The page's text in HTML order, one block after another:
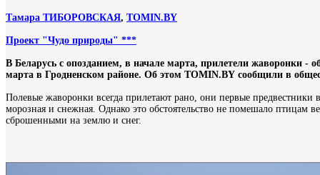
Тамара ТИБОРОВСКАЯ, ТOMIN.BY
Проект "Чудо природы" ***
В Беларусь с опозданием, в начале марта, прилетели жаворонки
марта в Гродненском районе. Об этом TOMIN.BY сообщили в
Полевые жаворонки всегда прилетают рано, они первые
морозная и снежная. Однако это обстоятельство не помешало птицам
сброшенными на землю и снег.